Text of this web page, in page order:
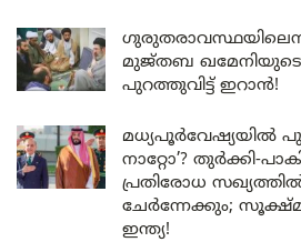
മുജ്തബ ഖമേനിയുടെ
പുറത്തുവിട്ട് ഇറാൻ!
മധ്യപൂർവേഷ്യയിൽ
നാറ്റോ’? തുർക്കി-
പ്രതിരോധ
ചേർന്നേക്കും;
ഇന്ത്യ!